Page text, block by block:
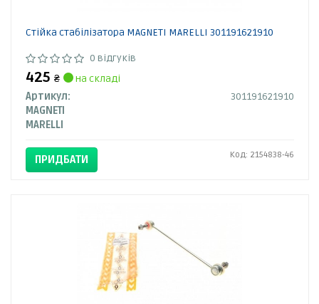
Стійка стабілізатора MAGNETI MARELLI 301191621910
0 відгуків
425 ₴
на складі
Артикул:
301191621910
MAGNETI
MARELLI
ПРИДБАТИ Код: 2154838-46